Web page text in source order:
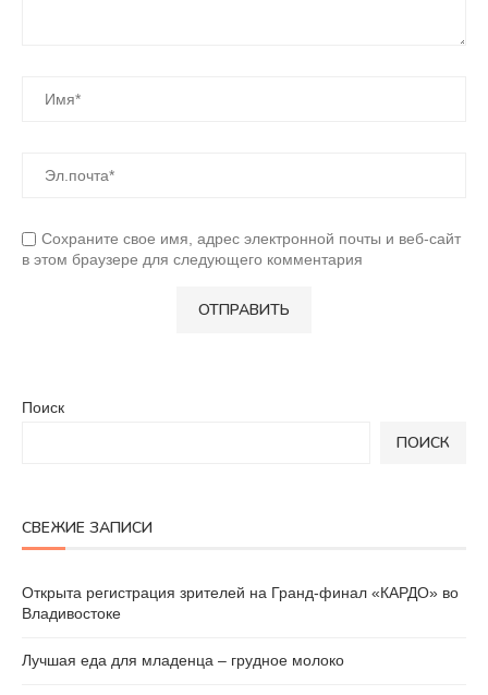
Сохраните свое имя, адрес электронной почты и веб-сайт
в этом браузере для следующего комментария
Поиск
ПОИСК
СВЕЖИЕ ЗАПИСИ
Открыта регистрация зрителей на Гранд-финал «КАРДО» во
Владивостоке
Лучшая еда для младенца – грудное молоко